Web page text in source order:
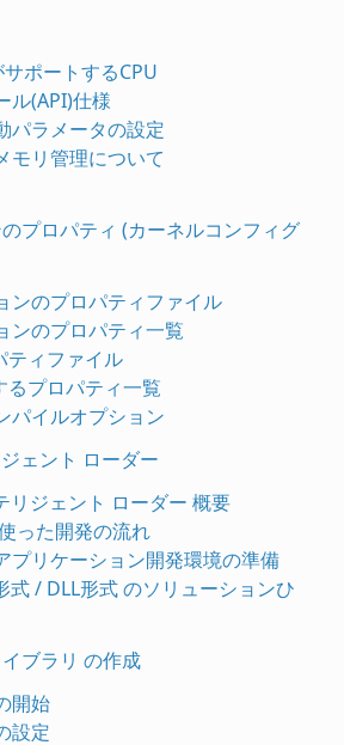
ポートするCPU
ル(API)仕様
パラメータの設定
モリ管理について
プロパティ (カーネルコンフィグ
ンのプロパティファイル
ンのプロパティ一覧
ティファイル
るプロパティ一覧
パイルオプション
ェント ローダー
リジェント ローダー 概要
った開発の流れ
プリケーション開発環境の準備
式 / DLL形式 のソリューションひ
ブラリ の作成
開始
設定